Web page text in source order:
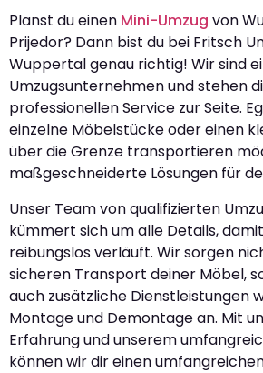
Planst du einen Mini-Umzug von
Prijedor? Dann bist du bei Fritsch
Wuppertal genau richtig! Wir sind
Umzugsunternehmen und stehen
professionellen Service zur Seite.
einzelne Möbelstücke oder einen
über die Grenze transportieren
maßgeschneiderte Lösungen für
Unser Team von qualifizierten
kümmert sich um alle Details,
reibungslos verläuft. Wir sorgen
sicheren Transport deiner Möbel,
auch zusätzliche Dienstleistungen
Montage und Demontage an. Mit
Erfahrung und unserem
können wir dir einen